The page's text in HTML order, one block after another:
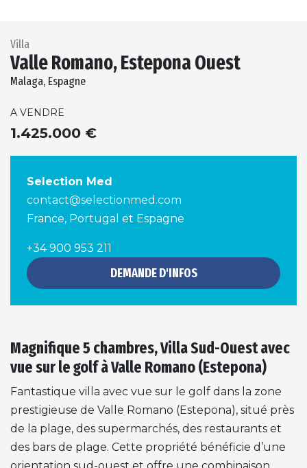
Villa
Valle Romano, Estepona Ouest
Malaga, Espagne
A VENDRE
1.425.000 €
Selection Med
contact@selectionmed.com
France, Portugal et Espagne
+34 900 953 211
DEMANDE D'INFOS
Magnifique 5 chambres, Villa Sud-Ouest avec
vue sur le golf à Valle Romano (Estepona)
Fantastique villa avec vue sur le golf dans la zone
prestigieuse de Valle Romano (Estepona), situé près
de la plage, des supermarchés, des restaurants et
des bars de plage. Cette propriété bénéficie d’une
orientation sud-ouest et offre une combinaison